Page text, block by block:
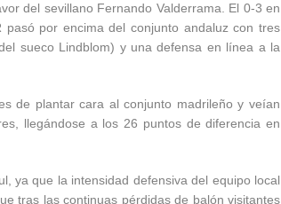
del sevillano Fernando Valderrama. El 0-3 en
por encima del conjunto andaluz con tres
sueco Lindblom) y una defensa en línea a la
de plantar cara al conjunto madrileño y veían
llegándose a los 26 puntos de diferencia en
ya que la intensidad defensiva del equipo local
tras las continuas pérdidas de balón visitantes